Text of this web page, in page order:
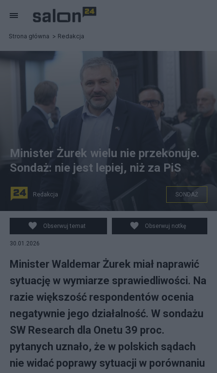
Strona główna Redakcja
Minister Żurek wielu nie przekonuje.
Sondaż: nie jest lepiej, niż za PiS
Redakcja SONDAŻ
Obserwuj temat Obserwuj notkę
30.01.2026
Minister Waldemar Żurek miał naprawić
sytuację w wymiarze sprawiedliwości. Na
razie większość respondentów ocenia
negatywnie jego działalność. W sondażu
SW Research dla Onetu 39 proc.
pytanych uznało, że w polskich sądach
nie widać poprawy sytuacji w porównaniu